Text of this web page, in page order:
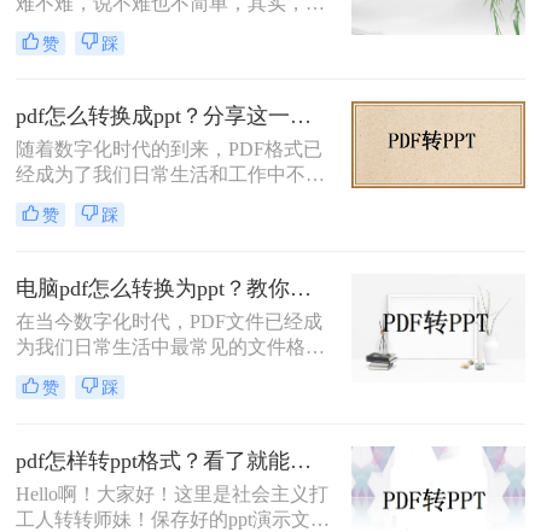
要知道了怎么转换就不难，很多人觉
得#other#难，其实是因为没有找到好
不好所以才觉得难，但是当你遇到专
业又好用的PDF转换软件时就不会这
么想了，今天就给大家推荐一款—转
转大师PDF转换器，经济实惠又好
用，下面一起来看看吧。
赞 踩
pdf怎么转换成ppt？分享这一个实用方法给大家！
随着数字化时代的到来，PDF格式已
经成为了我们日常生活和工作中不可
或缺的一部分。然而，有时候我们需
要将PDF文件转换为PPT格式，以便
章中，我将向你介绍pdf怎么转换成
ppt，希望能对你有所帮助。
赞 踩
电脑pdf怎么转换为ppt？教你两招转换pdf格式！
在当今数字化时代，PDF文件已经成
为我们日常生活中最常见的文件格式
之一。然而，有时我们可能需要将
PDF文件转换为PPT格式，以便更方
详细介绍电脑pdf怎么转换为ppt，让
您能够快速、准确地完成转换任务。
赞 踩
pdf怎样转ppt格式？看了就能学会的三种转换办法！
Hello啊！大家好！这里是社会主义打
工人转转师妹！保存好的ppt演示文稿